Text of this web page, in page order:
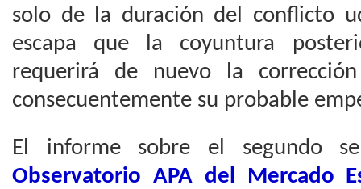
solo de la duración del conflicto
escapa que la coyuntura
requerirá de nuevo la
consecuentemente su probable
El informe sobre el segundo
Observatorio APA del Mercado